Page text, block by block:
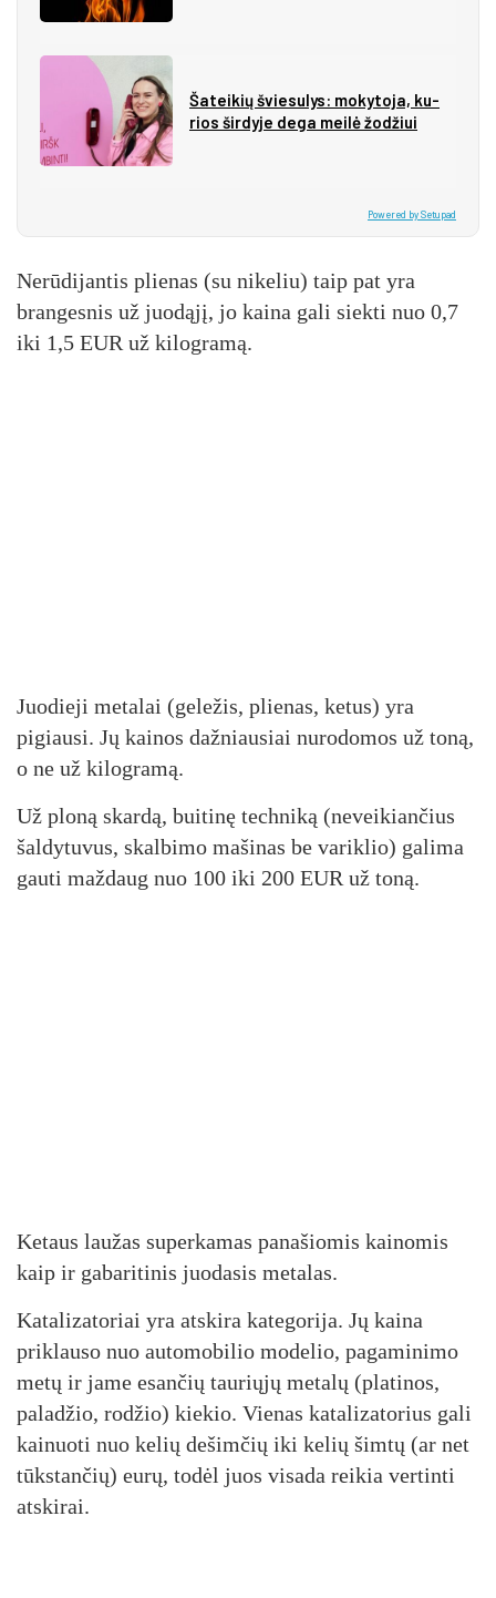
Ša­tei­kių švie­su­lys: mo­ky­to­ja, ku­
rios šir­dy­je de­ga mei­lė žo­džiui
Powered by Setupad
Nerūdijantis plienas (su nikeliu) taip pat yra
brangesnis už juodąjį, jo kaina gali siekti nuo 0,7
iki 1,5 EUR už kilogramą.
Juodieji metalai (geležis, plienas, ketus) yra
pigiausi. Jų kainos dažniausiai nurodomos už toną,
o ne už kilogramą.
Už ploną skardą, buitinę techniką (neveikiančius
šaldytuvus, skalbimo mašinas be variklio) galima
gauti maždaug nuo 100 iki 200 EUR už toną.
Ketaus laužas superkamas panašiomis kainomis
kaip ir gabaritinis juodasis metalas.
Katalizatoriai yra atskira kategorija. Jų kaina
priklauso nuo automobilio modelio, pagaminimo
metų ir jame esančių tauriųjų metalų (platinos,
paladžio, rodžio) kiekio. Vienas katalizatorius gali
kainuoti nuo kelių dešimčių iki kelių šimtų (ar net
tūkstančių) eurų, todėl juos visada reikia vertinti
atskirai.